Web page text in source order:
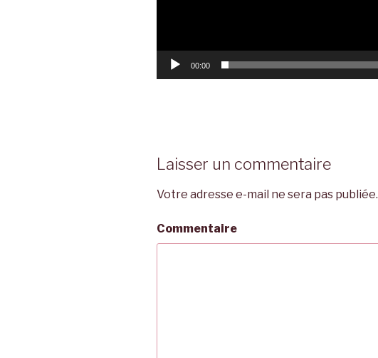
00:00
Laisser un commentaire
Votre adresse e-mail ne sera pas publiée.
Commentaire